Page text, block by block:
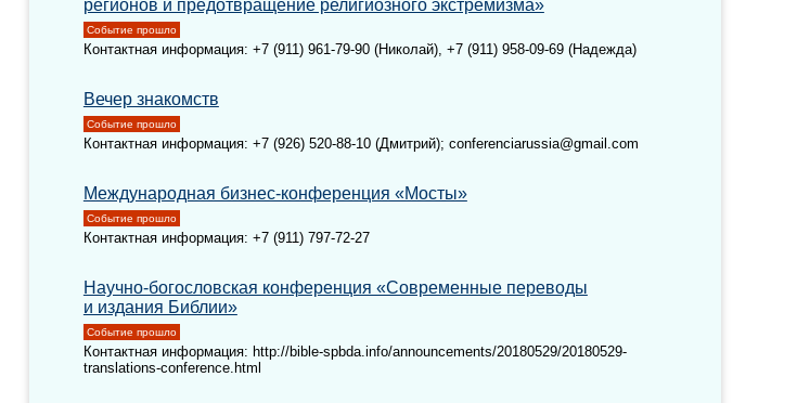
регионов и предотвращение религиозного экстремизма»
Событие прошло
Контактная информация: +7 (911) 961-79-90 (Николай), +7 (911) 958-09-69 (Надежда)
Вечер знакомств
Событие прошло
Контактная информация: +7 (926) 520-88-10 (Дмитрий); conferenciarussia@gmail.com
Международная бизнес-конференция «Мосты»
Событие прошло
Контактная информация: +7 (911) 797-72-27
Научно-богословская конференция «Современные переводы
и издания Библии»
Событие прошло
Контактная информация: http://bible-spbda.info/announcements/20180529/20180529-
translations-conference.html